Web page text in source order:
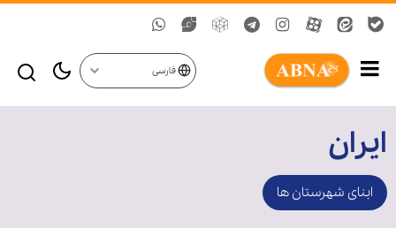
فارسی
ایران
ابنای شهرستان ها